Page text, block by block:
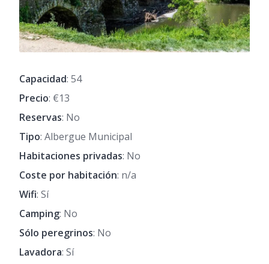
Capacidad: 54
Precio: €13
Reservas: No
Tipo: Albergue Municipal
Habitaciones privadas: No
Coste por habitación: n/a
Wifi: Sí
Camping: No
Sólo peregrinos: No
Lavadora: Sí